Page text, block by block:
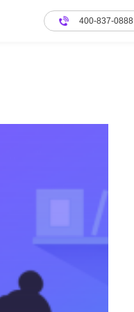
400-837-0888